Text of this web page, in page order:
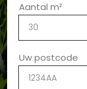
Aantal m²
Uw postcode